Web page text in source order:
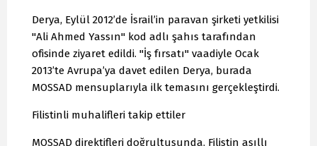
Derya, Eylül 2012’de İsrail’in paravan şirketi yetkilisi
"Ali Ahmed Yassın" kod adlı şahıs tarafından
ofisinde ziyaret edildi. "İş fırsatı" vaadiyle Ocak
2013’te Avrupa’ya davet edilen Derya, burada
MOSSAD mensuplarıyla ilk temasını gerçekleştirdi.
Filistinli muhalifleri takip ettiler
MOSSAD direktifleri doğrultusunda, Filistin asıllı